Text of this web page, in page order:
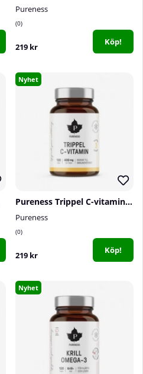
Pureness
0
219 kr Köp!
Nyhet
Pureness Trippel C-vitamin, 120 caps
Pureness
0
219 kr Köp!
Nyhet